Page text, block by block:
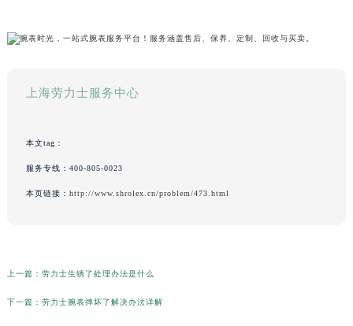
上海劳力士服务中心
本文tag：
服务专线： 400-805-0023
本页链接： http://www.shrolex.cn/problem/473.html
上一篇： 劳力士生锈了处理办法是什么
下一篇： 劳力士腕表摔坏了解决办法详解